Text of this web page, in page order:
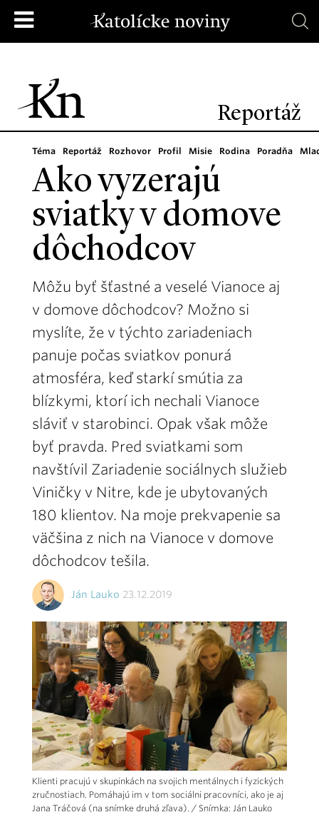
Reportáž
Téma Reportáž Rozhovor Profil Misie Rodina Poradňa
Ako vyzerajú
sviatky v domove
dôchodcov
Môžu byť šťastné a veselé Vianoce aj
v domove dôchodcov? Možno si
myslíte, že v týchto zariadeniach
panuje počas sviatkov ponurá
atmosféra, keď starkí smútia za
blízkymi, ktorí ich nechali Vianoce
sláviť v starobinci. Opak však môže
byť pravda. Pred sviatkami som
navštívil Zariadenie sociálnych služieb
Viničky v Nitre, kde je ubytovaných
180 klientov. Na moje prekvapenie sa
väčšina z nich na Vianoce v domove
dôchodcov tešila.
Ján Lauko 23.12.2019
Klienti pracujú v skupinkách na svojich mentálnych i fyzických
zručnostiach. Pomáhajú im v tom sociálni pracovníci, ako je aj
Jana Tráčová (na snímke druhá zľava). / Snímka: Ján Lauko